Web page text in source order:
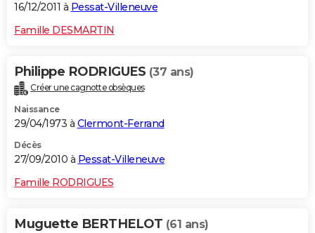
16/12/2011 à Pessat-Villeneuve
Famille DESMARTIN
Philippe RODRIGUES (37 ans)
Créer une cagnotte obsèques
Naissance
29/04/1973 à Clermont-Ferrand
Décès
27/09/2010 à Pessat-Villeneuve
Famille RODRIGUES
Muguette BERTHELOT (61 ans)